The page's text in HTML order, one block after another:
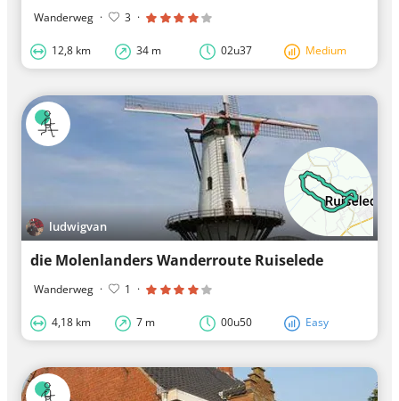
Wanderweg · 3 ·
12,8 km 34 m 02u37 Medium
ludwigvan
die Molenlanders Wanderroute Ruiselede
Wanderweg · 1 ·
4,18 km 7 m 00u50 Easy